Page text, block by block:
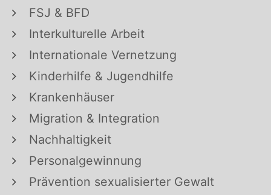
FSJ & BFD
Interkulturelle Arbeit
Internationale Vernetzung
Kinderhilfe & Jugendhilfe
Krankenhäuser
Migration & Integration
Nachhaltigkeit
Personalgewinnung
Prävention sexualisierter Gewalt